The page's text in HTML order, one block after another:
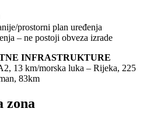
prostorni plan uređenja
– ne postoji obveza izrade
INFRASTRUKTURE
13 km/morska luka – Rijeka, 225
83km
zona